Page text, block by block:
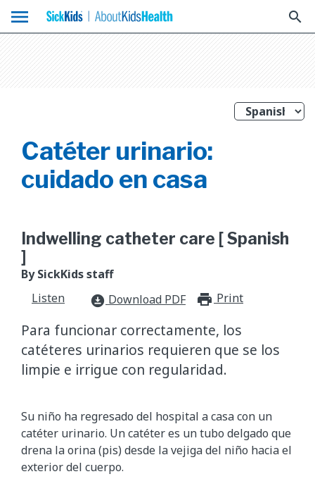
menu search
Catéter urinario:
cuidado en casa
Indwelling catheter care [ Spanish
]
By SickKids staff
Listen
download_for_offline Download PDF Print
Para funcionar correctamente, los
catéteres urinarios requieren que se los
limpie e irrigue con regularidad.
Su niño ha regresado del hospital a casa con un
catéter urinario. Un catéter es un tubo delgado que
drena la orina (pis) desde la vejiga del niño hacia el
exterior del cuerpo.